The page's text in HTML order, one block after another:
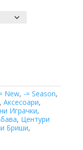
New, -= Season,
, Аксесоари,
Играчки,
, Центури
Бриши,